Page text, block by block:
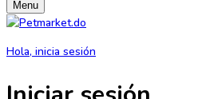
Menu
Hola, inicia sesión